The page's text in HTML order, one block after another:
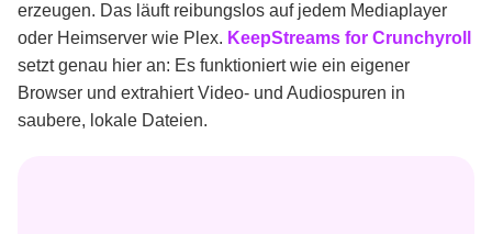
erzeugen. Das läuft reibungslos auf jedem Mediaplayer
oder Heimserver wie Plex. KeepStreams for Crunchyroll
setzt genau hier an: Es funktioniert wie ein eigener
Browser und extrahiert Video- und Audiospuren in
saubere, lokale Dateien.